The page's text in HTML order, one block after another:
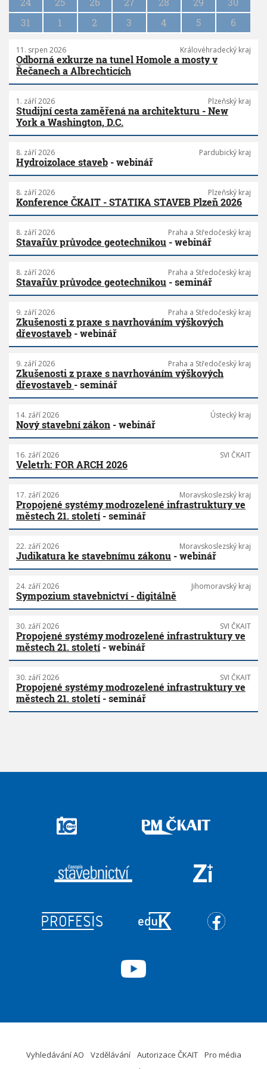
31
1 2 3 4 5 6
11. srpen 2026 Královéhradecký kraj
Odborná exkurze na tunel Homole a mosty v
Řečanech a Albrechticích
1. září 2026 Plzeňský kraj
Studijní cesta zaměřená na architekturu - New
York a Washington, D.C.
8. září 2026 Pardubický kraj
Hydroizolace staveb - webinář
8. září 2026 Plzeňský kraj
Konference ČKAIT - STATIKA STAVEB Plzeň 2026
8. září 2026 Praha a Středočeský kraj
Stavařův průvodce geotechnikou - webinář
8. září 2026 Praha a Středočeský kraj
Stavařův průvodce geotechnikou - seminář
9. září 2026 Praha a Středočeský kraj
Zkušenosti z praxe s navrhováním výškových
dřevostaveb - webinář
9. září 2026 Praha a Středočeský kraj
Zkušenosti z praxe s navrhováním výškových
dřevostaveb - seminář
14. září 2026 Ústecký kraj
Nový stavební zákon - webinář
16. září 2026 SVI ČKAIT
Veletrh: FOR ARCH 2026
17. září 2026 Moravskoslezský kraj
Propojené systémy modrozelené infrastruktury ve
městech 21. století - seminář
22. září 2026 Moravskoslezský kraj
Judikatura ke stavebnímu zákonu - webinář
24. září 2026 Jihomoravský kraj
Sympozium stavebnictví - digitálně
30. září 2026 SVI ČKAIT
Propojené systémy modrozelené infrastruktury ve
městech 21. století - webinář
30. září 2026 SVI ČKAIT
Propojené systémy modrozelené infrastruktury ve
městech 21. století - seminář
Vyhledávání AO Vzdělávání Autorizace ČKAIT
Pro média